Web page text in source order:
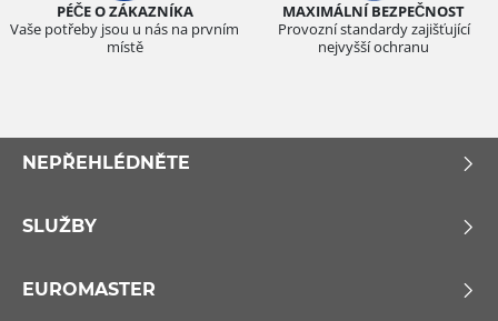
PÉČE O ZÁKAZNÍKA
Vaše potřeby jsou u nás na prvním
místě
MAXIMÁLNÍ BEZPEČNOST
Provozní standardy zajišťující
nejvyšší ochranu
NEPŘEHLÉDNĚTE
SLUŽBY
EUROMASTER